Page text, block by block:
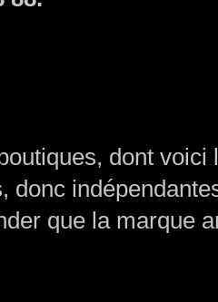
dont
donc
que la marque